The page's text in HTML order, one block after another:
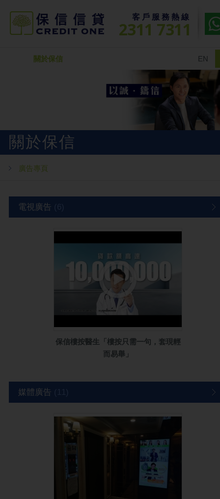
客戶服務熱線
2311 7311
關於保信 EN
關於保信
廣告專頁
電視廣告
保信樓按醫生「樓按只需⼀句，套現輕
⽽易舉」
媒體廣告